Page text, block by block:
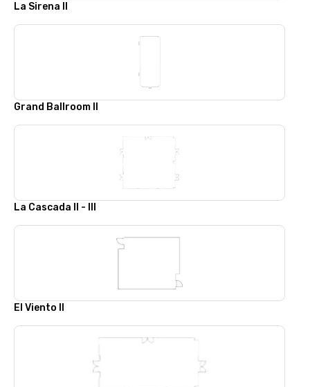
La Sirena II
Grand Ballroom II
La Cascada II - III
El Viento II